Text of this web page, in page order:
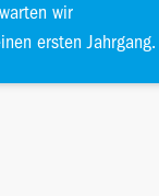
wir
ersten Jahrgang.